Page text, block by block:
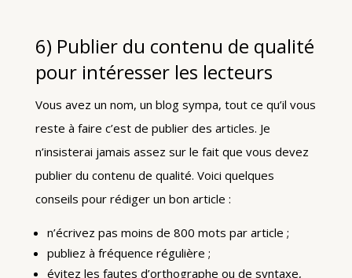
6) Publier du contenu de qualité
pour intéresser les lecteurs
Vous avez un nom, un blog sympa, tout ce qu’il vous
reste à faire c’est de publier des articles. Je
n’insisterai jamais assez sur le fait que vous devez
publier du contenu de qualité. Voici quelques
conseils pour rédiger un bon article :
n’écrivez pas moins de 800 mots par article ;
publiez à fréquence régulière ;
évitez les fautes d’orthographe ou de syntaxe,